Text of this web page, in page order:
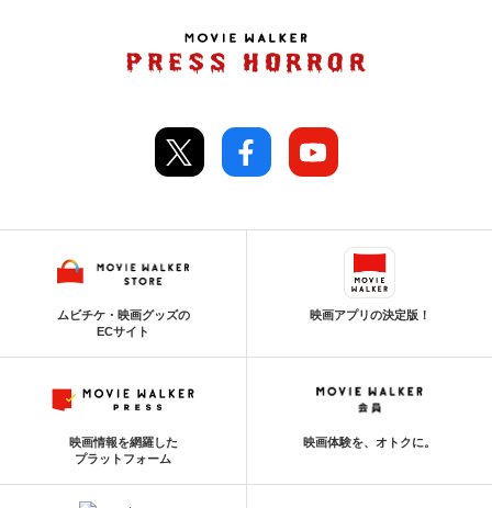
ムビチケ・映画グッズの
ECサイト
映画アプリの決定版！
映画情報を網羅した
プラットフォーム
映画体験を、オトクに。